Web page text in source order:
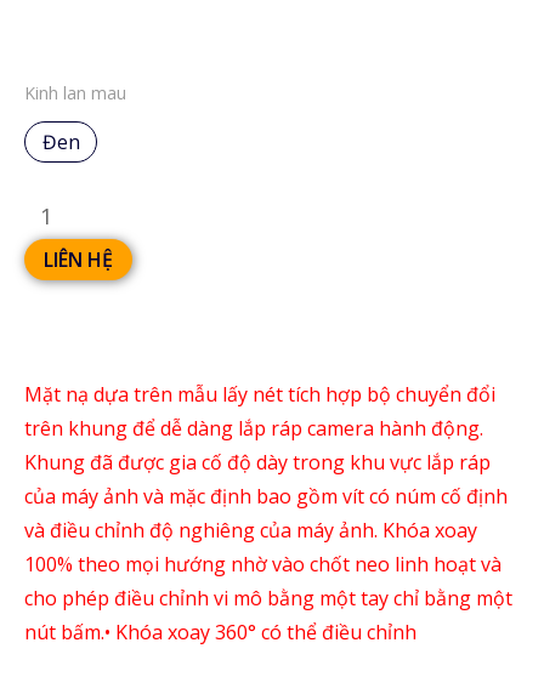
Kinh lan mau
Đen
LIÊN HỆ
Mặt nạ dựa trên mẫu lấy nét tích hợp bộ chuyển đổi
trên khung để dễ dàng lắp ráp camera hành động.
Khung đã được gia cố độ dày trong khu vực lắp ráp
của máy ảnh và mặc định bao gồm vít có núm cố định
và điều chỉnh độ nghiêng của máy ảnh. Khóa xoay
100% theo mọi hướng nhờ vào chốt neo linh hoạt và
cho phép điều chỉnh vi mô bằng một tay chỉ bằng một
nút bấm.• Khóa xoay 360° có thể điều chỉnh